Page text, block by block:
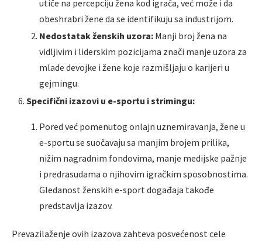
utiče na percepciju žena kod igrača, već može i da
obeshrabri žene da se identifikuju sa industrijom.
Nedostatak ženskih uzora: Manji broj žena na
vidljivim i liderskim pozicijama znači manje uzora za
mlade devojke i žene koje razmišljaju o karijeri u
gejmingu.
Specifični izazovi u e-sportu i strimingu:
Pored već pomenutog onlajn uznemiravanja, žene u
e-sportu se suočavaju sa manjim brojem prilika,
nižim nagradnim fondovima, manje medijske pažnje
i predrasudama o njihovim igračkim sposobnostima.
Gledanost ženskih e-sport događaja takođe
predstavlja izazov.
Prevazilaženje ovih izazova zahteva posvećenost cele